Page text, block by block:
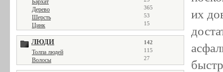
Бархат
Дерево 365
Шерсть 53
Цинк 15
ЛЮДИ 142
Толпа людей 115
Волосы 27
их